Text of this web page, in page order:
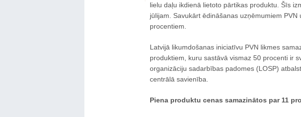
lielu daļu ikdienā lietoto pārtikas produktu. Šīs
jūlijam. Savukārt ēdināšanas uzņēmumiem
procentiem.
Latvijā likumdošanas iniciatīvu PVN likmes
produktiem, kuru sastāvā vismaz 50 procenti ir
organizāciju sadarbības padomes (LOSP)
centrālā savienība.
Piena produktu cenas samazinātos par 11